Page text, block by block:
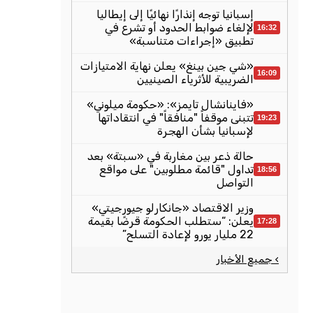
16:32
إسبانيا توجه إنذارًا نهائيًا إلى إيطاليا
لإلغاء ضوابط الحدود أو تشرع في
تطبيق «إجراءات متناسبة»
16:09 «شي جين بينغ» يعلن نهاية الامتيازات
الضريبية للأثرياء الصينيين
19:23
«فاينانشال تايمز»: «حكومة ميلوني»
تتبنى موقفاً "منافقاً" في انتقاداتها
لإسبانيا بشأن الهجرة
18:56
حالة ذعر بين مغاربة في «سبتة» بعد
تداول "قائمة مطلوبين" على مواقع
التواصل
17:28
وزير الاقتصاد «جانكارلو جيورجيتي»
يعلن: “ستطلب الحكومة قرضًا بقيمة
22 مليار يورو لإعادة التسلح”
› جميع الأخبار